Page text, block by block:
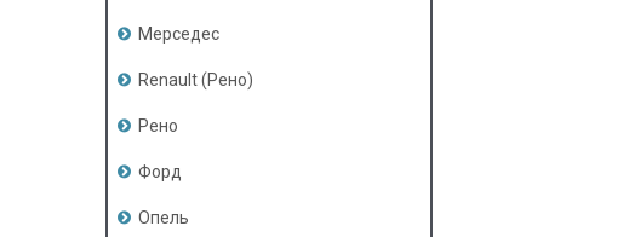
Мерседес
Renault (Рено)
Рено
Форд
Опель